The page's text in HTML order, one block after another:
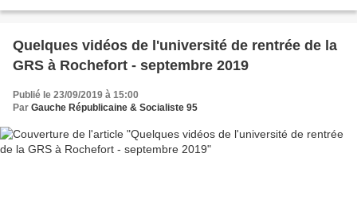
Quelques vidéos de l'université de rentrée de la
GRS à Rochefort - septembre 2019
Publié le 23/09/2019 à 15:00
Par Gauche Républicaine & Socialiste 95